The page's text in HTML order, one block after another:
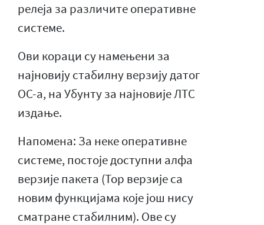
релеја за различите оперативне
системе.
Ови кораци су намењени за
најновију стабилну верзију датог
ОС-а, на Убунту за најновије ЛТС
издање.
Напомена: За неке оперативне
системе, постоје доступни алфа
верзије пакета (Тор верзије са
новим функцијама које још нису
сматране стабилним). Ове су